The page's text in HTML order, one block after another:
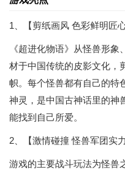
1、【剪纸画风 色彩鲜明匠心
《超进化物语》从怪兽形
材于中国传统的皮影文化，
帜。每个怪兽都有自己的特
神灵，是中国古神话里的神
能找到自己所爱。
2、【激情碰撞 怪兽军团实力
游戏的主要战斗玩法为怪兽